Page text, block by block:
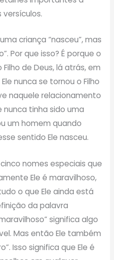
criança “nasceu”, mas
Por que isso? É porque o
de Deus, lá atrás, em
nunca se tornou o Filho
naquele relacionamento
nunca tinha sido uma
um homem quando
sentido Ele nasceu.
nomes especiais que
Ele é maravilhoso,
o que Ele ainda está
da palavra
significa algo
Mas então Ele também
Isso significa que Ele é